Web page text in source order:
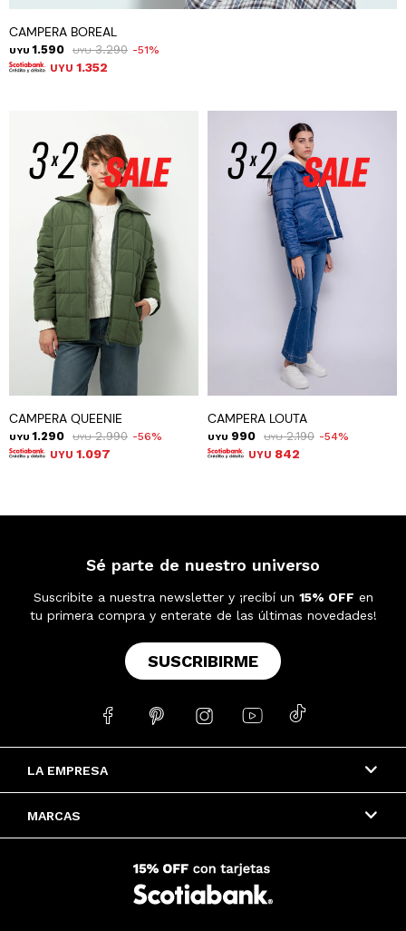
CAMPERA BOREAL
UYU 1.590 UYU 3.290 51
UYU 1.352
CAMPERA QUEENIE
UYU 1.290 UYU 2.990 56
UYU 1.097
CAMPERA LOUTA
UYU 990 UYU 2.190 54
UYU 842
LA EMPRESA
MARCAS
Sé parte de nuestro universo
Suscribite a nuestra newsletter y ¡recibí un 15% OFF en
tu primera compra y enterate de las últimas novedades!
SUSCRIBIRME
    